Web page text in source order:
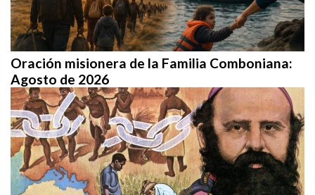
Oración misionera de la Familia Comboniana:
Agosto de 2026